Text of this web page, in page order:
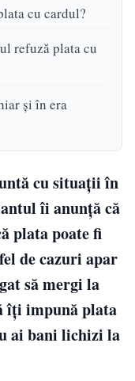
cu cardul?
refuză plata cu
și în era
cu situații în
îi anunță că
plata poate fi
de cazuri apar
să mergi la
îți impună plata
ai bani lichizi la